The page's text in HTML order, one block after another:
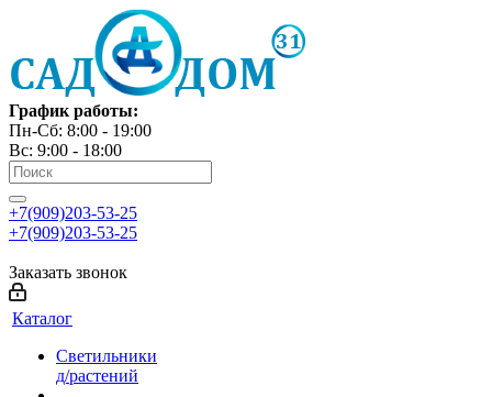
График работы:
Пн-Сб: 8:00 - 19:00
Вс: 9:00 - 18:00
+7(909)203-53-25
+7(909)203-53-25
Заказать звонок
Каталог
Светильники
д/растений